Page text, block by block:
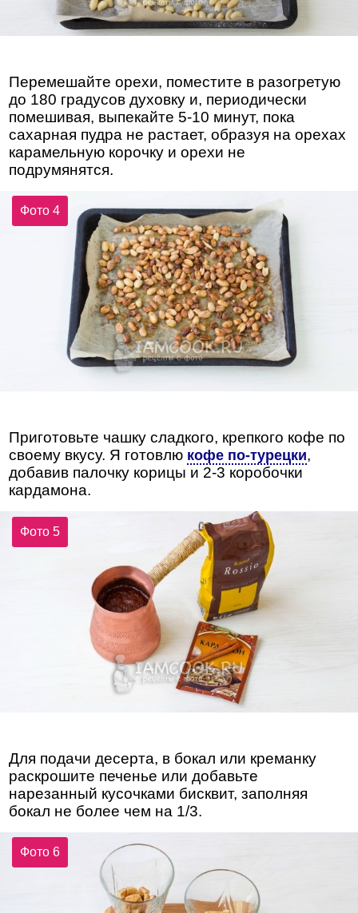
Перемешайте орехи, поместите в разогретую
до 180 градусов духовку и, периодически
помешивая, выпекайте 5-10 минут, пока
сахарная пудра не растает, образуя на орехах
карамельную корочку и орехи не
подрумянятся.
Фото 4
Приготовьте чашку сладкого, крепкого кофе по
своему вкусу. Я готовлю кофе по-турецки,
добавив палочку корицы и 2-3 коробочки
кардамона.
Фото 5
Для подачи десерта, в бокал или креманку
раскрошите печенье или добавьте
нарезанный кусочками бисквит, заполняя
бокал не более чем на 1/3.
Фото 6